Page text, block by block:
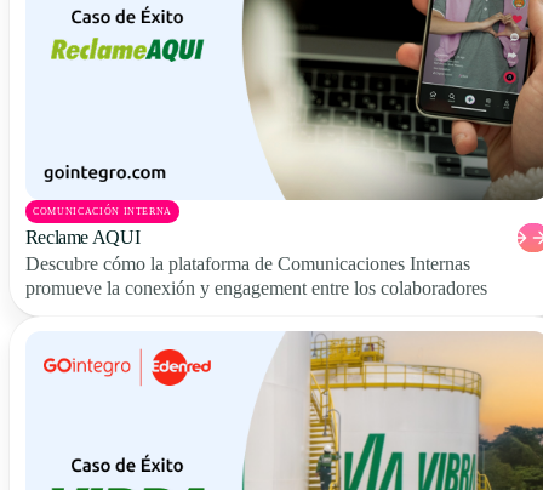
COMUNICACIÓN INTERNA
Reclame AQUI
Descubre cómo la plataforma de Comunicaciones Internas
promueve la conexión y engagement entre los colaboradores